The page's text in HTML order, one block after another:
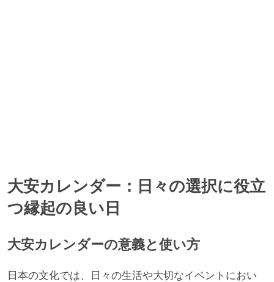
大安カレンダー：日々の選択に役立
つ縁起の良い日
大安カレンダーの意義と使い方
日本の文化では、日々の生活や大切なイベントにおい